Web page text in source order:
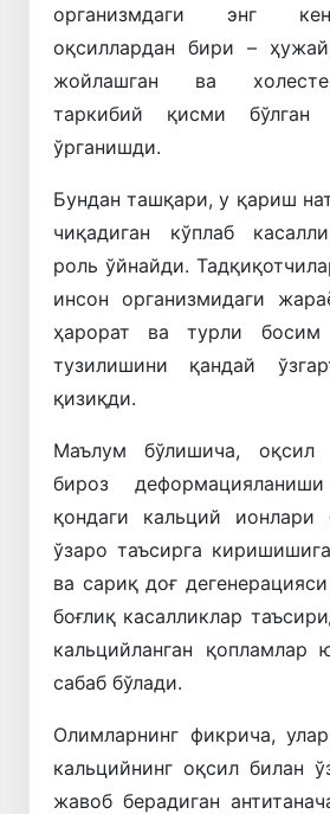
организмдаги энг
оқсиллардан бири –
жойлашган ва
таркибий қисми бўлган
ўрганишди.
Бундан ташқари, у қариш
чиқадиган кўплаб
роль ўйнайди.
инсон организмидаги
ҳарорат ва турли босим
тузилишини қандай
қизиқди.
Маълум бўлишича, оқсил
бироз
қондаги кальций ионлари
ўзаро таъсирга
ва сариқ доғ
боғлиқ касалликлар
кальцийланган қопламлар
сабаб бўлади.
Олимларнинг фикрича,
кальцийнинг оқсил билан
жавоб берадиган